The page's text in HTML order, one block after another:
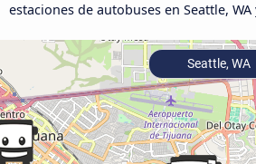
estaciones de autobuses en Seattle, WA
Seattle, WA